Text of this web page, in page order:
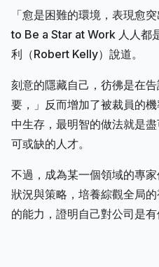
「愈是困難的環境，表現愈
to Be a Star at Work 人人都
利（Robert Kelly）說道。
刻意的隱藏自己，彷彿是在
要，」反而增加了被裁員的
中生存，最明智的做法就是
可或缺的人才。
不過，成為某一個領域的專
狀況與策略，培養綜觀全局
的能力，證明自己對公司是有